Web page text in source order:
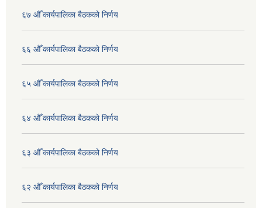
६७ औँ कार्यपालिका बैठकको निर्णय
६६ औँ कार्यपालिका बैठकको निर्णय
६५ औँ कार्यपालिका बैठकको निर्णय
६४ औँ कार्यपालिका बैठकको निर्णय
६३ औँ कार्यपालिका बैठकको निर्णय
६२ औँ कार्यपालिका बैठकको निर्णय